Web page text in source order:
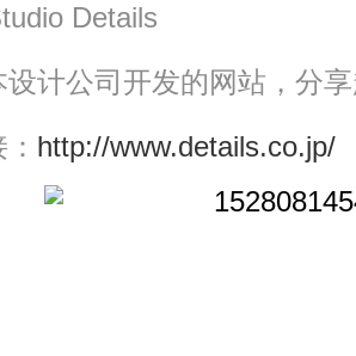
Details
公司开发的网站，分享
http://www.details.co.jp/